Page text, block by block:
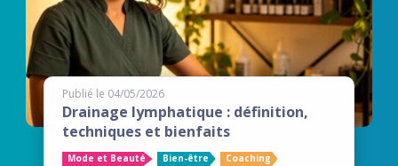
Publié le 04/05/2026
Drainage lymphatique : définition,
techniques et bienfaits
Mode et Beauté Bien-être Coaching